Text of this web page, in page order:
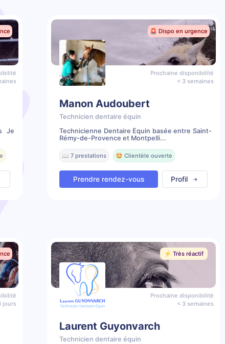
Je
🚨 Dispo en urgence
Prochaine disponibilité
< 3 semaines
Manon Audoubert
Technicien dentaire équin
Technicienne Dentaire Équin basée entre Saint-
Rémy-de-Provence et Montpelli...
📖 7 prestations 🤩 Clientèle ouverte
Prendre rendez-vous Profil
jours
⚡️ Très réactif
Prochaine disponibilité
< 3 semaines
Laurent Guyonvarch
Technicien dentaire équin